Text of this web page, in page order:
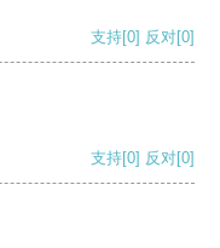
支持[0] 反对[0]
支持[0] 反对[0]